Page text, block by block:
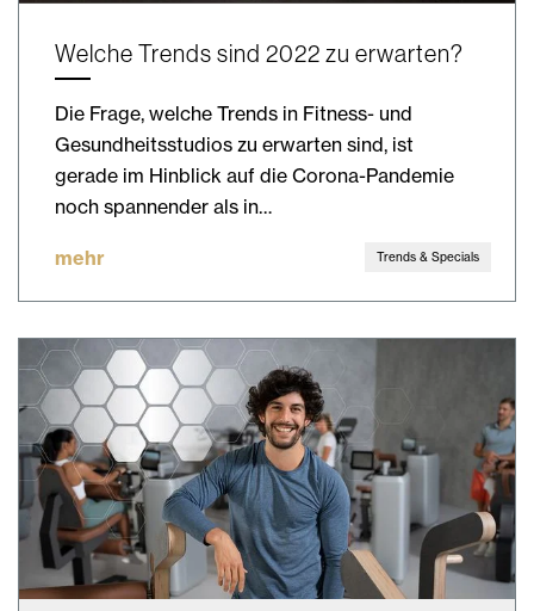
Welche Trends sind 2022 zu erwarten?
Die Frage, welche Trends in Fitness- und
Gesundheitsstudios zu erwarten sind, ist
gerade im Hinblick auf die Corona-Pandemie
noch spannender als in…
mehr Trends & Specials